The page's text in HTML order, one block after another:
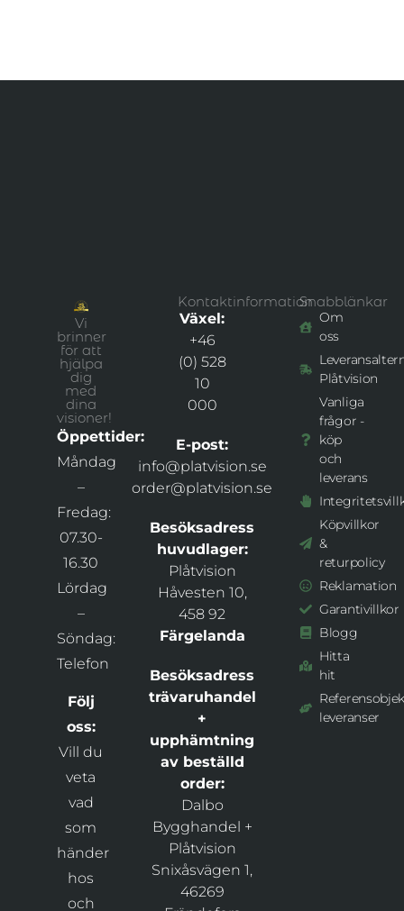
Vi
brinner
för att
hjälpa
dig
med
dina
visioner!
Öppettider:
Måndag
–
Fredag:
07.30-
16.30
Lördag
–
Söndag:
Telefon
Följ
oss:
Vill du
veta
vad
som
händer
hos
och
Kontaktinformation
Växel:
+46
(0) 528
10
000
E-post:
info@platvision.se
order@platvision.se
Besöksadress
huvudlager:
Plåtvision
Håvesten 10,
458 92
Färgelanda
Besöksadress
trävaruhandel
+
upphämtning
av beställd
order:
Dalbo
Bygghandel +
Plåtvision
Snixåsvägen 1,
46269
Snabblänkar
Om
oss
Plåtvision
Vanliga
frågor -
köp
och
leverans
Köpvillkor
&
returpolicy
Reklamation
Garantivillkor
Blogg
Hitta
hit
leveranser